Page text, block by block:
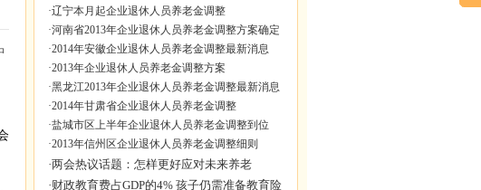
·辽宁本月起企业退休人员养老金调整
·河南省2013年企业退休人员养老金调整方案确定
·2014年安徽企业退休人员养老金调整最新消息
·2013年企业退休人员养老金调整方案
·黑龙江2013年企业退休人员养老金调整最新消息
·2014年甘肃省企业退休人员养老金调整
·盐城市区上半年企业退休人员养老金调整到位
·2013年信州区企业退休人员养老金调整细则